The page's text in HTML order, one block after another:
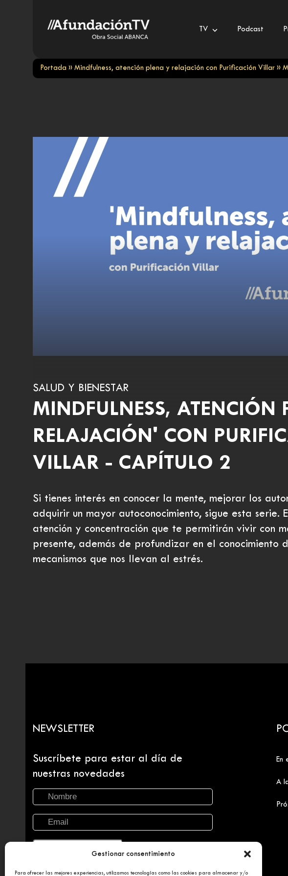
Gestionar consentimiento
Para ofrecer las mejores experiencias, utilizamos tecnologías como las cookies para almacenar y/o
TV Podcast
Portada »Mindfulness, atención plena y relajación con Purificación Villar »
SALUD Y BIENESTAR
MINDFULNESS, ATENCIÓN
RELAJACIÓN' CON
VILLAR - CAPÍTULO 2
Si tienes interés en conocer la mente, mejorar los
adquirir un mayor autoconocimiento, sigue esta serie.
atención y concentración que te permitirán vivir con
presente, además de profundizar en el conocimiento
mecanismos que nos llevan al estrés.
NEWSLETTER
Suscríbete para estar al día de
nuestras novedades
En
A